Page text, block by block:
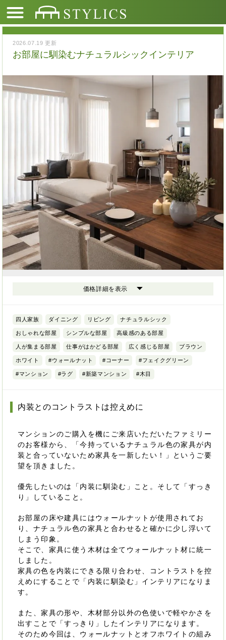
2026.07.19 更新
お部屋に馴染むナチュラルシックインテリア
価格詳細を表示
四人家族 ダイニング リビング ナチュラルシック
おしゃれな部屋 シンプルな部屋 高級感のある部屋
人が集まる部屋 仕事がはかどる部屋 広く感じる部屋 ブラウン
ホワイト #ウォールナット #コーナー #フェイクグリーン
#マンション #ラグ #新築マンション #木目
内装とのコントラストは控えめに
マンションのご購入を機にご来店いただいたファミリー
のお客様から、「今持っているナチュラル色の家具が内
装と合っていないため家具を一新したい！」というご要
望を頂きました。
優先したいのは「内装に馴染む」こと。そして「すっき
り」していること。
お部屋の床や建具にはウォールナットが使用されてお
り、ナチュラル色の家具と合わせると確かに少し浮いて
しまう印象。
そこで、家具に使う木材は全てウォールナット材に統一
しました。
家具の色を内装にできる限り合わせ、コントラストを控
えめにすることで「内装に馴染む」インテリアになりま
す。
また、家具の形や、木材部分以外の色使いで軽やかさを
出すことで「すっきり」したインテリアになります。
そのため今回は、ウォールナットとオフホワイトの組み